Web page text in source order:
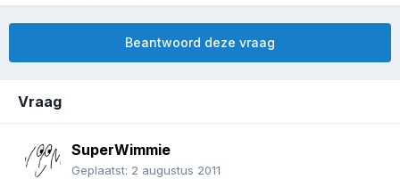
Beantwoord deze vraag
Vraag
SuperWimmie
Geplaatst: 2 augustus 2011